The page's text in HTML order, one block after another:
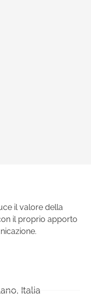
il valore della
il proprio apporto
Italia